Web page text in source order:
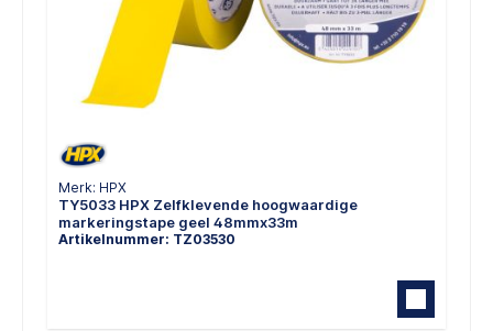
Merk: HPX
TY5033 HPX Zelfklevende hoogwaardige
markeringstape geel 48mmx33m
Artikelnummer: TZ03530